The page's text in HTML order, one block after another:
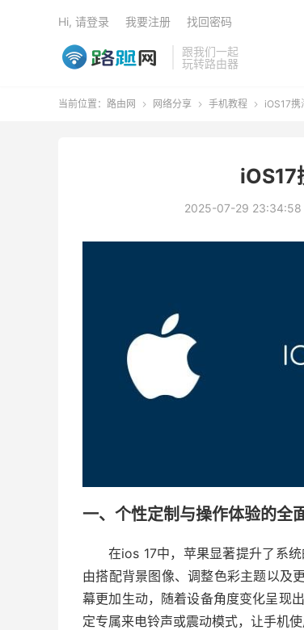
跟我们一起
玩转路由器
Hi, 请登录 我要注册 找回密码
当前位置： 路由网  网络分享  手机教程  iOS17携
iOS17
2025-07-29 23:34:58
一、个性定制与操作体验的全
在ios 17中，苹果显著提升了系
由搭配背景图像、调整色彩主题以及
幕更加生动，随着设备角度变化呈现
定专属来电铃声或震动模式，让手机使